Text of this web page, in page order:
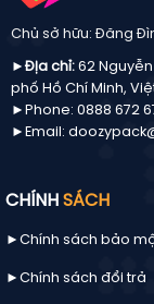
Chủ sở hữu: Đăng
►Địa chỉ: 62 Nguyễn
phố Hồ Chí Minh,
►Phone: 0888 672
►Email:
CHÍNH SÁCH
►Chính sách bảo
►Chính sách đổi trả